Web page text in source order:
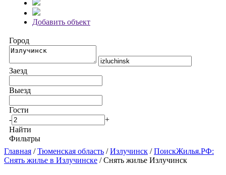
Добавить объект
Город
Заезд
Выезд
Гости
-
+
Найти
Фильтры
Главная /Тюменская область /Излучинск /ПоискЖилья.РФ:
Снять жилье в Излучинске / Снять жилье Излучинск